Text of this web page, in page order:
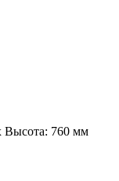
760 мм